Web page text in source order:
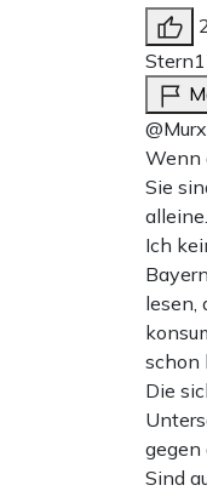
2
Stern
Wenn
Sie
alleine.
Ich
lesen,
schon
Die
Sind